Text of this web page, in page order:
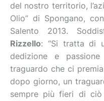
del nostro territorio,
Olio” di Spongano,
Salento 2013.
Rizzello: “Si tratta di
dedizione e
traguardo che ci
dopo giorno, un
sempre più fieri di